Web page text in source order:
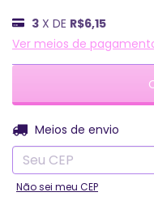
3 X DE R$6,15
Ver meios de
Entregas para o CEP:
Meios de envio
Não sei meu CEP